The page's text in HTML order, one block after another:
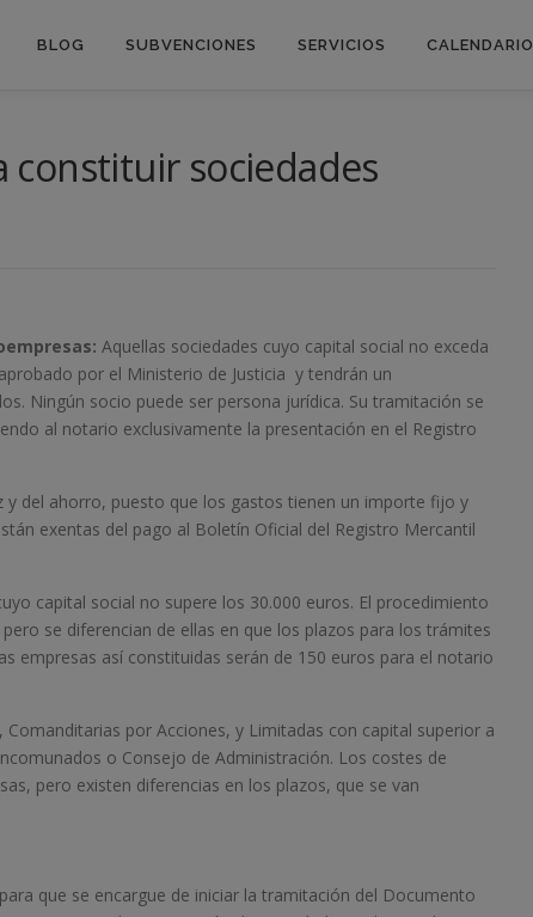
BLOG SUBVENCIONES SERVICIOS CALENDARIO
constituir sociedades
Aquellas sociedades cuyo capital social no exceda
por el Ministerio de Justicia y tendrán un
Ningún socio puede ser persona jurídica. Su tramitación se
al notario exclusivamente la presentación en el Registro
del ahorro, puesto que los gastos tienen un importe fijo y
exentas del pago al Boletín Oficial del Registro Mercantil
capital social no supere los 30.000 euros. El procedimiento
se diferencian de ellas en que los plazos para los trámites
empresas así constituidas serán de 150 euros para el notario
Comanditarias por Acciones, y Limitadas con capital superior a
o Consejo de Administración. Los costes de
pero existen diferencias en los plazos, que se van
que se encargue de iniciar la tramitación del Documento